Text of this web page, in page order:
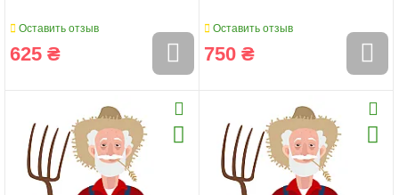
Оставить отзыв
625 ₴
Оставить отзыв
750 ₴